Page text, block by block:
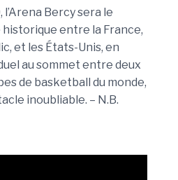
l’Arena Bercy sera le
historique entre la France,
et les États-Unis, en
au sommet entre deux
de basketball du monde,
inoubliable. – N.B.